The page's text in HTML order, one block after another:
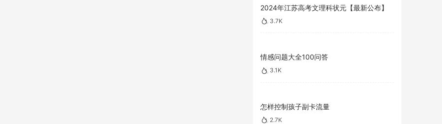
2024年江苏高考文理科状元【最新公布】
3.7K
情感问题大全100问答
3.1K
怎样控制孩子副卡流量
2.7K